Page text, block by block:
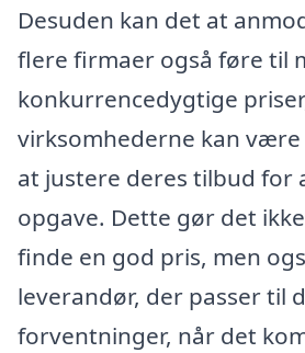
Desuden kan det at
flere firmaer også føre til
konkurrencedygtige
virksomhederne kan
at justere deres tilbud for
opgave. Dette gør det
finde en god pris, men
leverandør, der passer til
forventninger, når det